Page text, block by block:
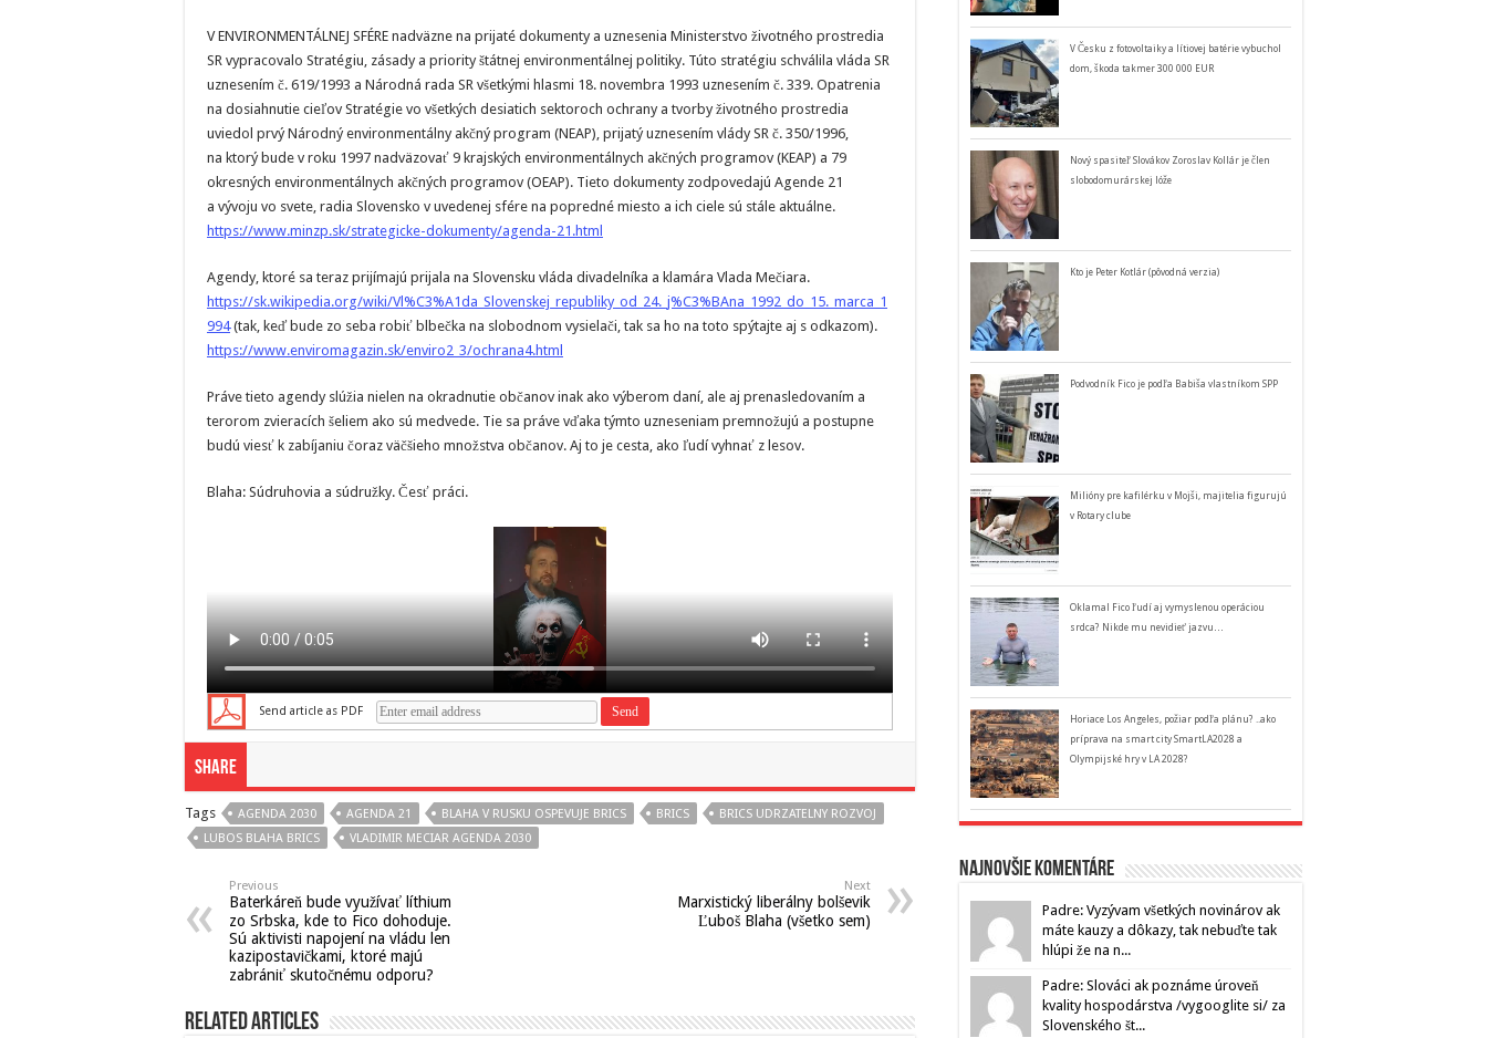
V ENVIRONMENTÁLNEJ SFÉRE nadväzne na prijaté dokumenty a uznesenia Ministerstvo životného prostredia
SR vypracovalo Stratégiu, zásady a priority štátnej environmentálnej politiky. Túto stratégiu schválila vláda SR
uznesením č. 619/1993 a Národná rada SR všetkými hlasmi 18. novembra 1993 uznesením č. 339. Opatrenia
na dosiahnutie cieľov Stratégie vo všetkých desiatich sektoroch ochrany a tvorby životného prostredia
uviedol prvý Národný environmentálny akčný program (NEAP), prijatý uznesením vlády SR č. 350/1996,
na ktorý bude v roku 1997 nadväzovať 9 krajských environmentálnych akčných programov (KEAP) a 79
okresných environmentálnych akčných programov (OEAP). Tieto dokumenty zodpovedajú Agende 21
a vývoju vo svete, radia Slovensko v uvedenej sfére na popredné miesto a ich ciele sú stále aktuálne.
https://www.minzp.sk/strategicke-dokumenty/agenda-21.html
Agendy, ktoré sa teraz prijímajú prijala na Slovensku vláda divadelníka a klamára Vlada Mečiara.
https://sk.wikipedia.org/wiki/Vl%C3%A1da_Slovenskej_republiky_od_24._j%C3%BAna_1992_do_15._marca_1
994(tak, keď bude zo seba robiť blbečka na slobodnom vysielači, tak sa ho na toto spýtajte aj s odkazom).
https://www.enviromagazin.sk/enviro2_3/ochrana4.html
Práve tieto agendy slúžia nielen na okradnutie občanov inak ako výberom daní, ale aj prenasledovaním a
terorom zvieracích šeliem ako sú medvede. Tie sa práve vďaka týmto uzneseniam premnožujú a postupne
budú viesť k zabíjaniu čoraz väčšieho množstva občanov. Aj to je cesta, ako ľudí vyhnať z lesov.
Blaha: Súdruhovia a súdružky. Česť práci.
Send article as PDF
Share
Tags AGENDA 2030 AGENDA 21 BLAHA V RUSKU OSPEVUJE BRICS BRICS
BRICS UDRZATELNY ROZVOJ
LUBOS BLAHA BRICS
VLADIMIR MECIAR AGENDA 2030
Previous
Baterkáreň bude využívať líthium
zo Srbska, kde to Fico dohoduje.
Sú aktivisti napojení na vládu len
kazipostavičkami, ktoré majú
zabrániť skutočnému odporu?
Next
Marxistický liberálny bolševik
Ľuboš Blaha (všetko sem)
Related Articles
V Česku z fotovoltaiky a lítiovej batérie vybuchol
dom, škoda takmer 300 000 EUR
Nový spasiteľ Slovákov Zoroslav Kollár je člen
slobodomurárskej lóže
Kto je Peter Kotlár (pôvodná verzia)
Podvodník Fico je podľa Babiša vlastníkom SPP
Milióny pre kafilérku v Mojši, majitelia figurujú
v Rotary clube
Oklamal Fico ľudí aj vymyslenou operáciou
srdca? Nikde mu nevidieť jazvu…
Horiace Los Angeles, požiar podľa plánu? ..ako
príprava na smart city SmartLA2028 a
Olympijské hry v LA 2028?
Najnovšie komentáre
Padre: Vyzývam všetkých novinárov ak
máte kauzy a dôkazy, tak nebuďte tak
hlúpi že na n...
Padre: Slováci ak poznáme úroveň
kvality hospodárstva /vygooglite si/ za
Slovenského št...